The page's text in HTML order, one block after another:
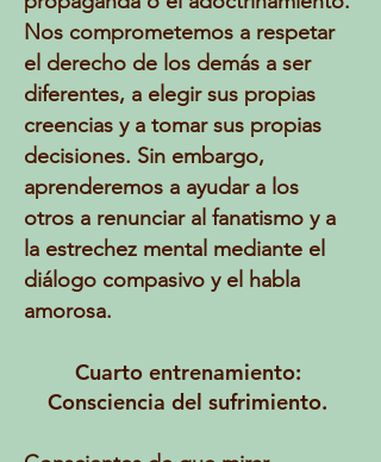
Nos comprometemos a respetar
el derecho de los demás a ser
diferentes, a elegir sus propias
creencias y a tomar sus propias
decisiones. Sin embargo,
aprenderemos a ayudar a los
otros a renunciar al fanatismo y a
la estrechez mental mediante el
diálogo compasivo y el habla
amorosa.
Cuarto entrenamiento:
Consciencia del sufrimiento.